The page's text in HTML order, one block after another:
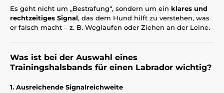
Es geht nicht um „Bestrafung“, sondern um ein klares und
rechtzeitiges Signal, das dem Hund hilft zu verstehen, was
er falsch macht – z. B. Weglaufen oder Ziehen an der Leine.
Was ist bei der Auswahl eines
Trainingshalsbands für einen Labrador wichtig?
1. Ausreichende Signalreichweite